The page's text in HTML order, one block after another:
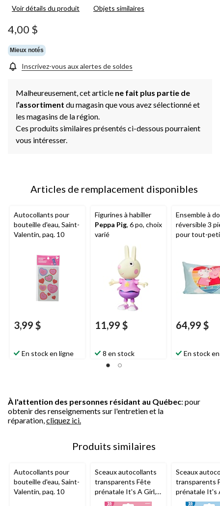
Voir détails du produit Objets similaires
4,00 $
Mieux notés
Inscrivez-vous aux alertes de soldes
Malheureusement, cet article ne fait plus partie de
l’assortiment du magasin que vous avez sélectionné et
les magasins de la région.
Ces produits similaires présentés ci-dessous pourraient
vous intéresser.
Articles de remplacement disponibles
Autocollants pour
bouteille d'eau, Saint-
Valentin, paq. 10
3,99 $
En stock en ligne
Figurines à habiller
Peppa Pig, 6 po, choix
varié
11,99 $
8 en stock
Ensemble à
réversible 3
pour tout-
64,99 $
En stock
À l'attention des personnes résidant au Québec: pour
obtenir des renseignements sur l'entretien et la
réparation, cliquez ici.
Produits similaires
Autocollants pour
bouteille d'eau, Saint-
Valentin, paq. 10
Sceaux autocollants
transparents Fête
prénatale It's A Girl,
rose, paq. 25
Sceaux
transparents
prénatale It's
bleu, paq. 25